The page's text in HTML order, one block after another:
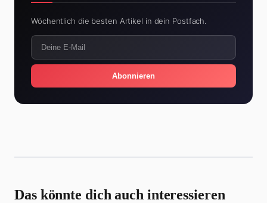
Wöchentlich die besten Artikel in dein Postfach.
Abonnieren
Das könnte dich auch interessieren